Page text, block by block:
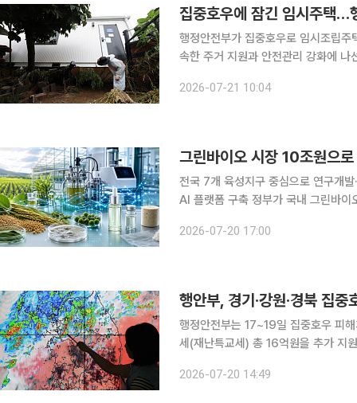
집중호우에 잠긴 임시주택…
행정안전부가 집중호우로 임시조립
속한 주거 지원과 안전관리 강화에 나선다. 21일 행안부에 따르면 이번 호우로 하천이
부 주택이 기초부에서 이탈하는 피해
2026-07-21 10:04
그린바이오 시장 10조원으
전국 7개 육성지구 중심으로 연구개
AI 플랫폼 구축 정부가 국내 그린바이오산업 시장 규모를 2031년까지 10조원으로 키운다. 매출
2026-07-20 17:00
행안부, 경기·강원·경북 집
행정안전부는 17~19일 집중호우 피
세(재난특교세) 총 16억원을 추가 지
안부에 따르면 경북 의성·안동과 경
2026-07-20 14:49